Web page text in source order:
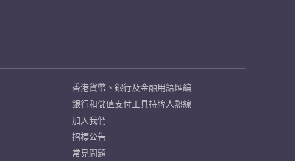
香港貨幣、銀行及金融用語匯編
銀行和儲值支付工具持牌人熱線
加入我們
招標公告
常見問題